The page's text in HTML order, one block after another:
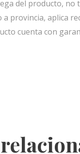
del producto, no
a provincia, aplica
cuenta con